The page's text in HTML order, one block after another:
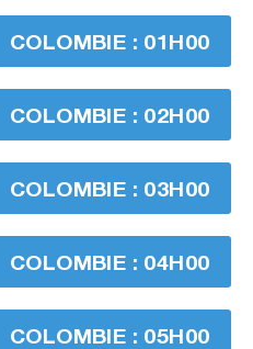
COLOMBIE : 01H00
COLOMBIE : 02H00
COLOMBIE : 03H00
COLOMBIE : 04H00
COLOMBIE : 05H00